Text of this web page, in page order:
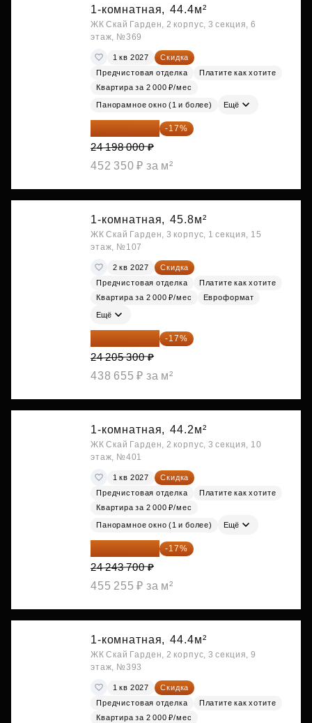
1-комнатная, 44.4м²
ЖК Скай Гарден, 2 корпус, 3 секция, 6
этаж, №369
1 кв 2027
Скидка
Предчистовая отделка
Платите как хотите
Квартира за 2 000 ₽/мес
Панорамное окно (1 и более) Ещё
20 084 340 ₽ -17%
24 198 000 ₽
452 350 ₽ за м²
1-комнатная, 45.8м²
ЖК Скай Гарден, 3 корпус, 1 секция, 15
этаж, №107
2 кв 2027
Скидка
Предчистовая отделка
Платите как хотите
Квартира за 2 000 ₽/мес
Евроформат
Ещё
20 090 399 ₽ -17%
24 205 300 ₽
438 655 ₽ за м²
1-комнатная, 44.2м²
ЖК Скай Гарден, 2 корпус, 3 секция, 10
этаж, №401
1 кв 2027
Скидка
Предчистовая отделка
Платите как хотите
Квартира за 2 000 ₽/мес
Панорамное окно (1 и более) Ещё
20 122 271 ₽ -17%
24 243 700 ₽
455 255 ₽ за м²
1-комнатная, 44.4м²
ЖК Скай Гарден, 2 корпус, 3 секция, 9
этаж, №393
1 кв 2027
Скидка
Предчистовая отделка
Платите как хотите
Квартира за 2 000 ₽/мес